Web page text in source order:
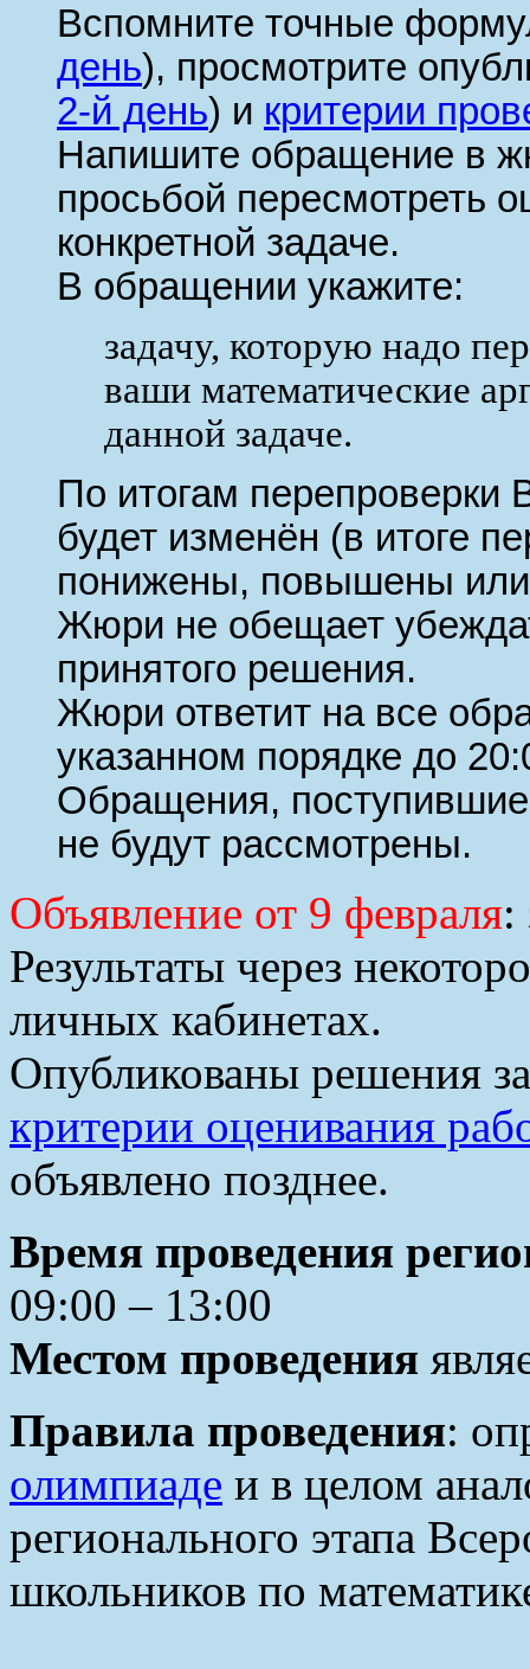
Вспомните точные
день), просмотрите
2-й день) и критерии
Напишите обращение в
просьбой пересмотреть
конкретной задаче.
В обращении укажите:
задачу, которую надо
ваши математические
данной задаче.
По итогам перепроверки
будет изменён (в итоге
понижены, повышены
Жюри не обещает
принятого решения.
Жюри ответит на все
указанном порядке до
Обращения, поступившие
не будут рассмотрены.
Объявление от 9 февраля:
Результаты через
личных кабинетах.
Опубликованы решения
критерии оценивания
объявлено позднее.
Время проведения
09:00 – 13:00
Местом проведения
Правила проведения:
олимпиаде и в целом
регионального этапа
школьников по